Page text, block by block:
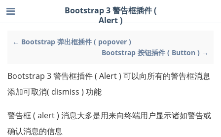
← Bootstrap 弹出框插件 ( popover )
Bootstrap 按钮插件 ( Button ) →
Bootstrap 3 警告框插件 (
Alert )
Bootstrap 3 警告框插件 ( Alert ) 可以向所有的警告框消息
添加可取消( dismiss ) 功能
警告框 ( alert ) 消息大多是用来向终端用户显示诸如警告或
确认消息的信息